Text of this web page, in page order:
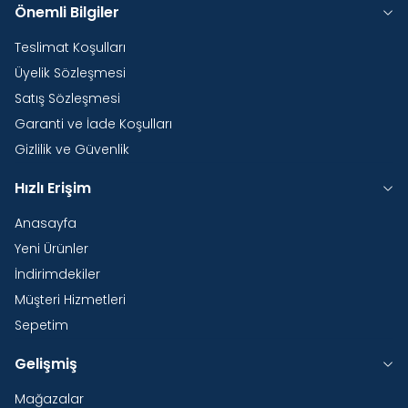
Önemli Bilgiler
Teslimat Koşulları
Üyelik Sözleşmesi
Satış Sözleşmesi
Garanti ve İade Koşulları
Gizlilik ve Güvenlik
Hızlı Erişim
Anasayfa
Yeni Ürünler
İndirimdekiler
Müşteri Hizmetleri
Sepetim
Gelişmiş
Mağazalar